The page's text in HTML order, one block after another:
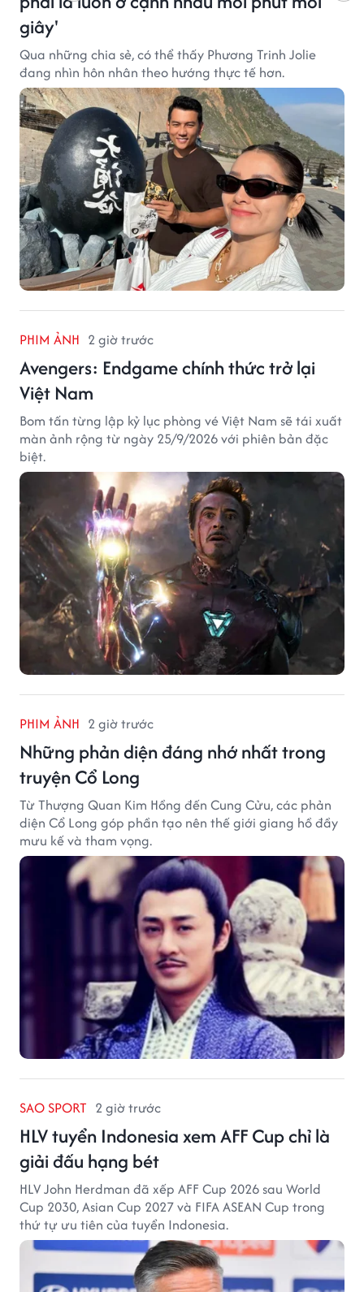
giây'
Qua những chia sẻ, có thể thấy Phương Trinh Jolie
đang nhìn hôn nhân theo hướng thực tế hơn.
PHIM ẢNH 2 giờ trước
Avengers: Endgame chính thức trở lại
Việt Nam
Bom tấn từng lập kỷ lục phòng vé Việt Nam sẽ tái xuất
màn ảnh rộng từ ngày 25/9/2026 với phiên bản đặc
biệt.
PHIM ẢNH 2 giờ trước
Những phản diện đáng nhớ nhất trong
truyện Cổ Long
Từ Thượng Quan Kim Hồng đến Cung Cửu, các phản
diện Cổ Long góp phần tạo nên thế giới giang hồ đầy
mưu kế và tham vọng.
SAO SPORT 2 giờ trước
HLV tuyển Indonesia xem AFF Cup chỉ là
giải đấu hạng bét
HLV John Herdman đã xếp AFF Cup 2026 sau World
Cup 2030, Asian Cup 2027 và FIFA ASEAN Cup trong
thứ tự ưu tiên của tuyển Indonesia.